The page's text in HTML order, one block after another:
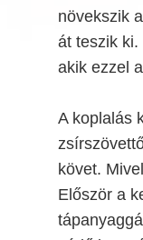
növekszik
át teszik
akik ezzel
A koplalás
követ.
Először a